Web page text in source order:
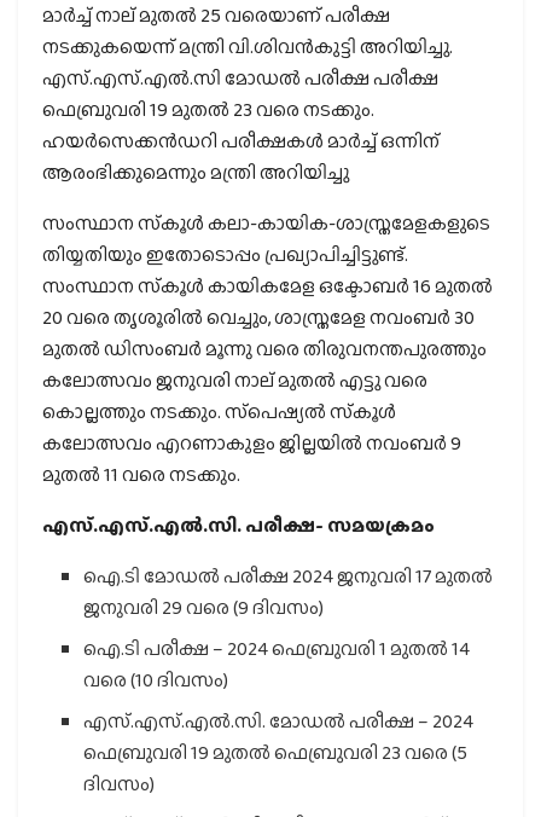
മാര്‍ച്ച് നാല് മുതല്‍ 25 വരെയാണ് പരീക്ഷ
നടക്കുകയെന്ന് മന്ത്രി വി.ശിവന്‍കുട്ടി അറിയിച്ചു.
എസ്.എസ്.എല്‍.സി മോഡല്‍ പരീക്ഷ പരീക്ഷ
ഫെബ്രുവരി 19 മുതല്‍ 23 വരെ നടക്കും.
ഹയര്‍സെക്കന്‍ഡറി പരീക്ഷകള്‍ മാര്‍ച്ച് ഒന്നിന്
ആരംഭിക്കുമെന്നും മന്ത്രി അറിയിച്ചു
സംസ്ഥാന സ്‌കൂള്‍ കലാ-കായിക-ശാസ്ത്രമേളകളുടെ
തിയ്യതിയും ഇതോടൊപ്പം പ്രഖ്യാപിച്ചിട്ടുണ്ട്.
സംസ്ഥാന സ്‌കൂള്‍ കായികമേള ഒക്ടോബര്‍ 16 മുതല്‍
20 വരെ തൃശൂരില്‍ വെച്ചും, ശാസ്ത്രമേള നവംബര്‍ 30
മുതല്‍ ഡിസംബര്‍ മൂന്നു വരെ തിരുവനന്തപുരത്തും
കലോത്സവം ജനുവരി നാല് മുതല്‍ എട്ടു വരെ
കൊല്ലത്തും നടക്കും. സ്‌പെഷ്യൽ സ്‌കൂൾ
കലോത്സവം എറണാകുളം ജില്ലയിൽ നവംബർ 9
മുതൽ 11 വരെ നടക്കും.
എസ്.എസ്.എല്‍.സി. പരീക്ഷ- സമയക്രമം
ഐ.ടി മോഡല്‍ പരീക്ഷ 2024 ജനുവരി 17 മുതല്‍
ജനുവരി 29 വരെ (9 ദിവസം)
ഐ.ടി പരീക്ഷ – 2024 ഫെബ്രുവരി 1 മുതല്‍ 14
വരെ (10 ദിവസം)
എസ്.എസ്.എല്‍.സി. മോഡല്‍ പരീക്ഷ – 2024
ഫെബ്രുവരി 19 മുതല്‍ ഫെബ്രുവരി 23 വരെ (5
ദിവസം)